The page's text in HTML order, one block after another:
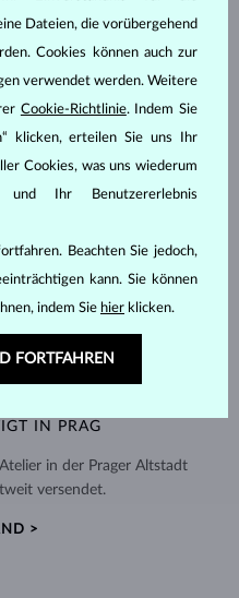
IN PRAG
in der Prager Altstadt
versendet.
>
Dateien, die vorübergehend
Cookies können auch zur
verwendet werden. Weitere
Cookie-Richtlinie. Indem Sie
klicken, erteilen Sie uns Ihr
Cookies, was uns wiederum
und Ihr Benutzererlebnis
Beachten Sie jedoch,
kann. Sie können
indem Sie hier klicken.
FORTFAHREN